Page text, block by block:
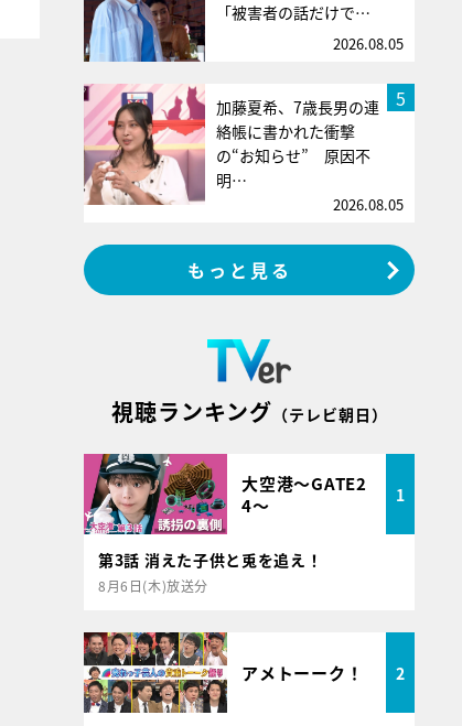
「被害者の話だけで…
2026.08.05
5
加藤夏希、7歳長男の連
絡帳に書かれた衝撃
の“お知らせ” 原因不
明…
2026.08.05
もっと見る
視聴ランキング （テレビ朝日）
大空港～GATE2
4～
1
第3話 消えた子供と兎を追え！
8月6日(木)放送分
アメトーーク！ 2